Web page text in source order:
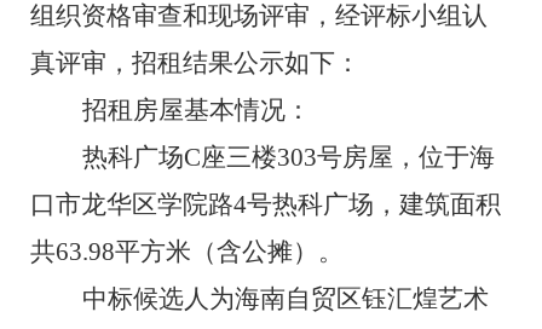
组织资格审查和现场评审，经评标小组认
真评审，招租结果公示如下：
招租 房屋基本情况：
热科广场C座三楼303号房屋， 位于海
口市龙华区学院路4号热科广场， 建筑面积
共63.98平方米（含公摊） 。
中标候选人为海南自贸区钰汇煌艺术